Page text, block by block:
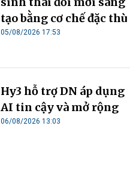
tạo bằng cơ chế đặc thù
05/08/2026 17:53
Hy3 hỗ trợ DN áp dụng
AI tin cậy và mở rộng
06/08/2026 13:03